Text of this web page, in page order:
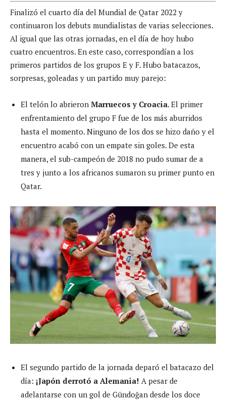
Finalizó el cuarto día del Mundial de Qatar 2022 y
continuaron los debuts mundialistas de varias selecciones.
Al igual que las otras jornadas, en el día de hoy hubo
cuatro encuentros. En este caso, correspondían a los
primeros partidos de los grupos E y F. Hubo batacazos,
sorpresas, goleadas y un partido muy parejo:
El telón lo abrieron Marruecos y Croacia. El primer
enfrentamiento del grupo F fue de los más aburridos
hasta el momento. Ninguno de los dos se hizo daño y el
encuentro acabó con un empate sin goles. De esta
manera, el sub-campeón de 2018 no pudo sumar de a
tres y junto a los africanos sumaron su primer punto en
Qatar.
El segundo partido de la jornada deparó el batacazo del
día: ¡Japón derrotó a Alemania! A pesar de
adelantarse con un gol de Gündoğan desde los doce